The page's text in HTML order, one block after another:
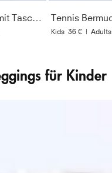
Tennis Caprihose mit Taschen, navy blau
Kids 36 € | Adults
für Kinder